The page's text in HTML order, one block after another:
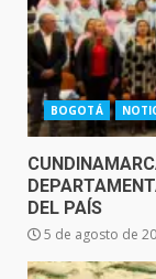
BOGOTÁ
DEL PAÍS
5 de agosto de